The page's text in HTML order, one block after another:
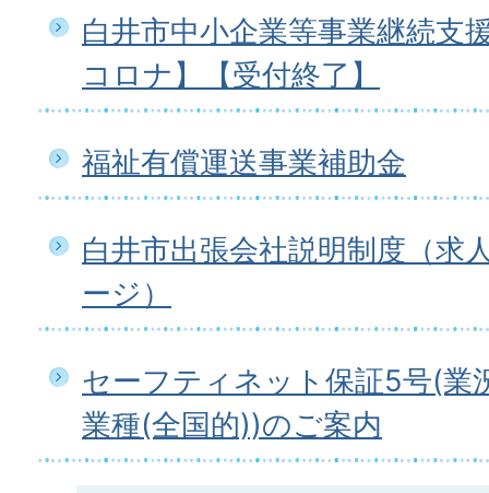
白井市中小企業等事業継続支
コロナ】【受付終了】
福祉有償運送事業補助金
白井市出張会社説明制度（求
ージ）
セーフティネット保証5号(業
業種(全国的))のご案内